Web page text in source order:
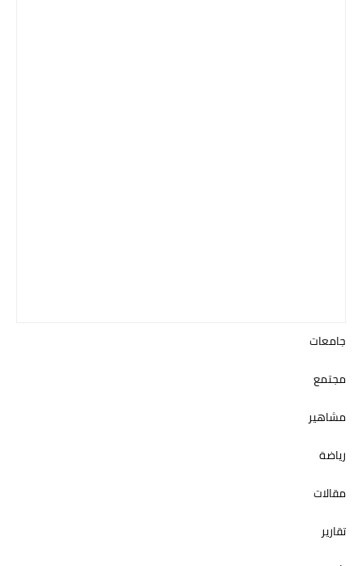
جامعات
مجتمع
مشاهير
رياضة
مقالات
تقارير